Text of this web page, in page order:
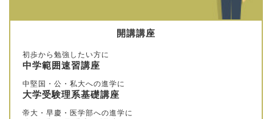
開講講座
初歩から勉強したい方に
中学範囲速習講座
中堅国・公・私大への進学に
大学受験理系基礎講座
帝大・早慶・医学部への進学に